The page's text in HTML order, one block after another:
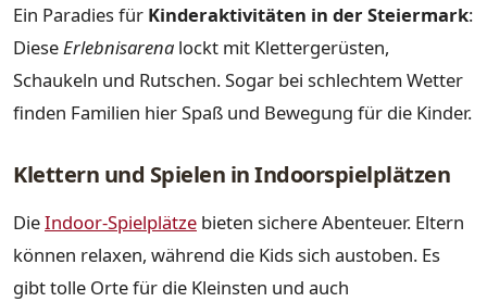
Ein Paradies für Kinderaktivitäten in der Steiermark:
DieseErlebnisarena lockt mit Klettergerüsten,
Schaukeln und Rutschen. Sogar bei schlechtem Wetter
finden Familien hier Spaß und Bewegung für die Kinder.
Klettern und Spielen in Indoorspielplätzen
DieIndoor-Spielplätze bieten sichere Abenteuer. Eltern
können relaxen, während die Kids sich austoben. Es
gibt tolle Orte für die Kleinsten und auch